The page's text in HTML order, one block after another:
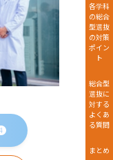
各学科
の総合
型選抜
の対策
ポイン
ト
総合型
選抜に
対する
よくあ
る質問
まとめ